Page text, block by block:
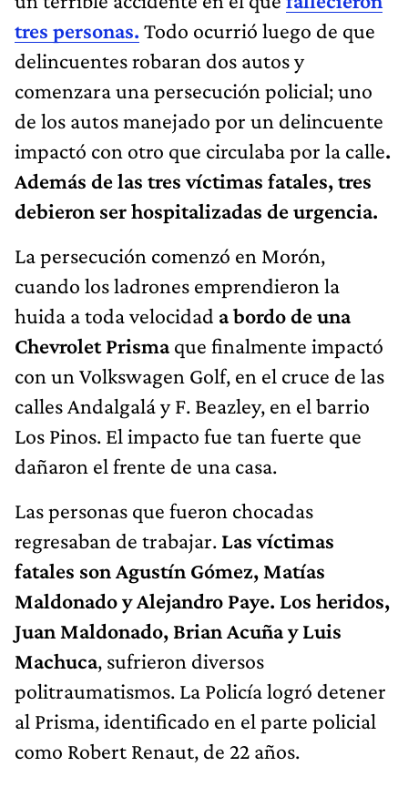
tres personas. Todo ocurrió luego de que
delincuentes robaran dos autos y
comenzara una persecución policial; uno
de los autos manejado por un delincuente
impactó con otro que circulaba por la calle.
Además de las tres víctimas fatales, tres
debieron ser hospitalizadas de urgencia.
La persecución comenzó en Morón,
cuando los ladrones emprendieron la
huida a toda velocidad a bordo de una
Chevrolet Prismaque finalmente impactó
con un Volkswagen Golf, en el cruce de las
calles Andalgalá y F. Beazley, en el barrio
Los Pinos. El impacto fue tan fuerte que
dañaron el frente de una casa.
Las personas que fueron chocadas
regresaban de trabajar. Las víctimas
fatales son Agustín Gómez, Matías
Maldonado y Alejandro Paye. Los heridos,
Juan Maldonado, Brian Acuña y Luis
Machuca, sufrieron diversos
politraumatismos. La Policía logró detener
al Prisma, identificado en el parte policial
como Robert Renaut, de 22 años.